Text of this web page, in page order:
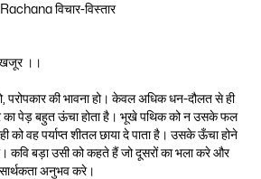
खजूर ।।
परोपकार की भावना हो। केवल अधिक धन-दौलत से ही
का पेड़ बहुत ऊंचा होता है। भूखे पथिक को न उसके फल
को वह पर्याप्त शीतल छाया दे पाता है। उसके ऊँचा होने
कवि बड़ा उसी को कहते हैं जो दूसरों का भला करे और
अनुभव करे।